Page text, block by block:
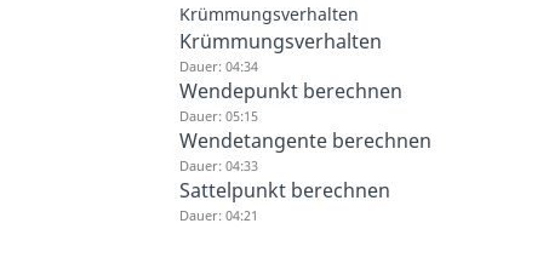
Krümmungsverhalten
Krümmungsverhalten
Dauer: 04:34
Wendepunkt berechnen
Dauer: 05:15
Wendetangente berechnen
Dauer: 04:33
Sattelpunkt berechnen
Dauer: 04:21